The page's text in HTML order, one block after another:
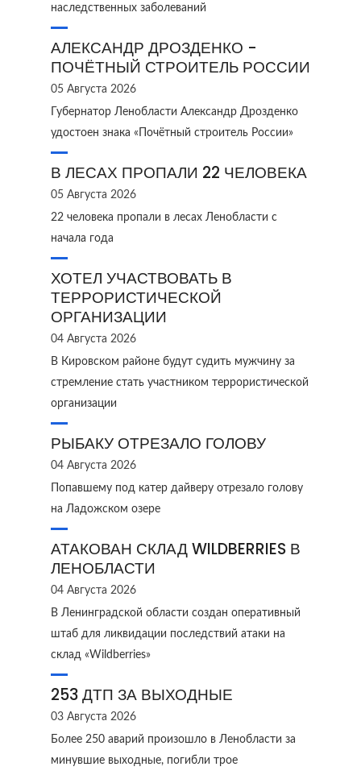
наследственных заболеваний
АЛЕКСАНДР ДРОЗДЕНКО -
ПОЧЁТНЫЙ СТРОИТЕЛЬ РОССИИ
05 Августа 2026
Губернатор Ленобласти Александр Дрозденко
удостоен знака «Почётный строитель России»
В ЛЕСАХ ПРОПАЛИ 22 ЧЕЛОВЕКА
05 Августа 2026
22 человека пропали в лесах Ленобласти с
начала года
ХОТЕЛ УЧАСТВОВАТЬ В
ТЕРРОРИСТИЧЕСКОЙ
ОРГАНИЗАЦИИ
04 Августа 2026
В Кировском районе будут судить мужчину за
стремление стать участником террористической
организации
РЫБАКУ ОТРЕЗАЛО ГОЛОВУ
04 Августа 2026
Попавшему под катер дайверу отрезало голову
на Ладожском озере
АТАКОВАН СКЛАД WILDBERRIES В
ЛЕНОБЛАСТИ
04 Августа 2026
В Ленинградской области создан оперативный
штаб для ликвидации последствий атаки на
склад «Wildberries»
253 ДТП ЗА ВЫХОДНЫЕ
03 Августа 2026
Более 250 аварий произошло в Ленобласти за
минувшие выходные, погибли трое